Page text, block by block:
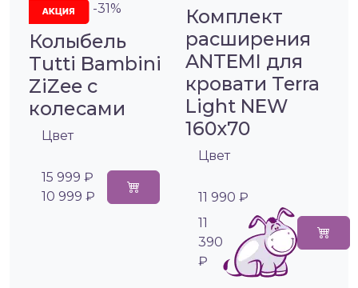
-31%
Колыбель
Tutti Bambini
ZiZee с
колесами
Цвет
15 999 ₽
10 999 ₽
Комплект
расширения
ANTEMI для
кровати Terra
Light NEW
160х70
Цвет
11 990 ₽
11
390
₽